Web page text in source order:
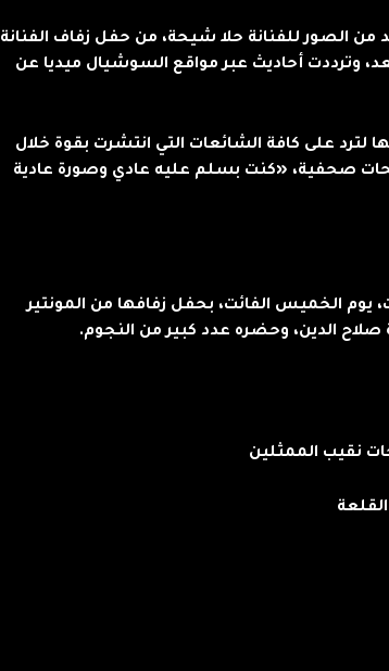
من الصور للفنانة حلا شيحة، من حفل زفاف الفنانة
وترددت أحاديث عبر مواقع السوشيال ميديا عن
على كافة الشائعات التي انتشرت بقوة خلال
صحفية، «كنت بسلم عليه عادي وصورة عادية
يوم الخميس الفائت، بحفل زفافها من المونتير
الدين، وحضره عدد كبير من النجوم.
نقيب الممثلين